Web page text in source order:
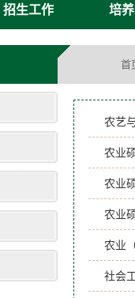
招生工作 培
首
农艺
农业
农业
农业
农业
社会